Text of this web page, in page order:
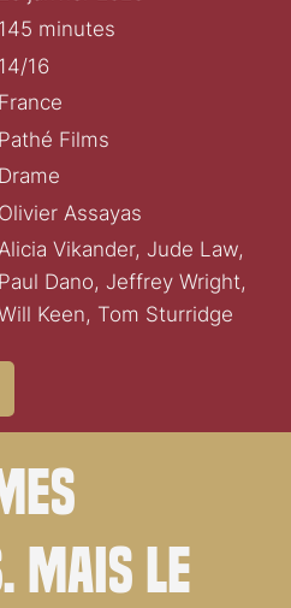
145 minutes
14/16
France
Pathé Films
Drame
Olivier Assayas
Vikander, Jude Law,
Paul Dano, Jeffrey Wright,
Keen, Tom Sturridge
Mais le